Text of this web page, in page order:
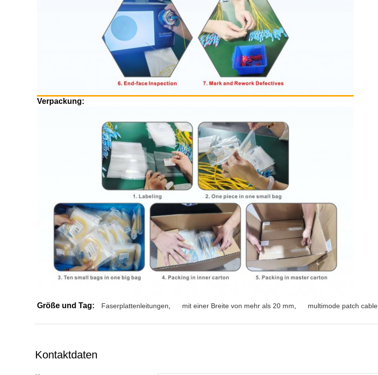
Verpackung:
Größe und Tag: Faserplattenleitungen mit einer Breite von mehr als 20 mm multimode patch cable
Kontaktdaten